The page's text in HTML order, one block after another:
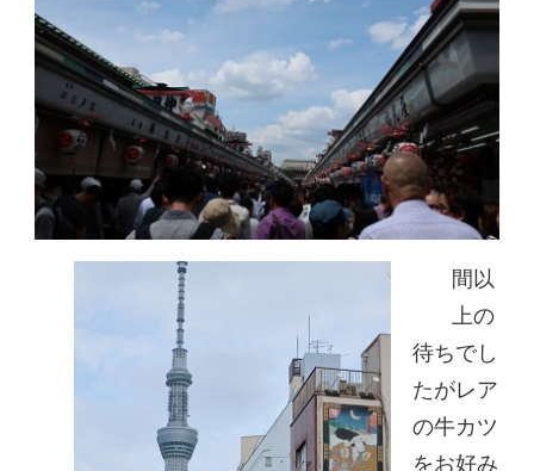
間以
上の
待ちでし
たがレア
の牛カツ
をお好み